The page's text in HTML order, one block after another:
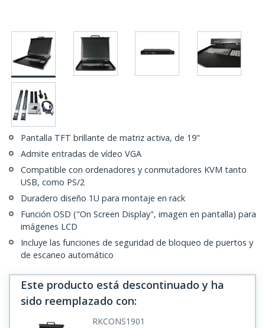
Pantalla TFT brillante de matriz activa, de 19"
Admite entradas de vídeo VGA
Compatible con ordenadores y conmutadores KVM tanto
USB, como PS/2
Duradero diseño 1U para montaje en rack
Función OSD ("On Screen Display", imagen en pantalla) para
imágenes LCD
Incluye las funciones de seguridad de bloqueo de puertos y
de escaneo automático
Este producto está descontinuado y ha
sido reemplazado con:
RKCONS1901